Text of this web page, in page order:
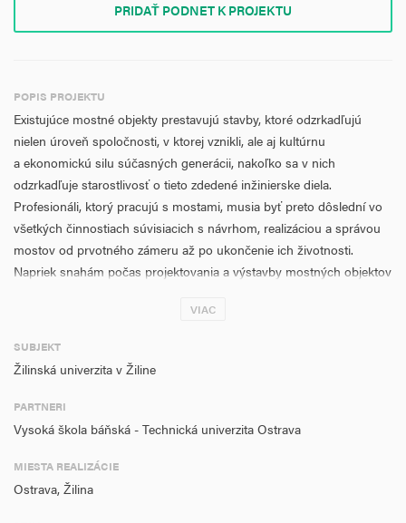
PRIDAŤ PODNET K PROJEKTU
POPIS PROJEKTU
Existujúce mostné objekty prestavujú stavby, ktoré odzrkadľujú
nielen úroveň spoločnosti, v ktorej vznikli, ale aj kultúrnu
a ekonomickú silu súčasných generácii, nakoľko sa v nich
odzrkadľuje starostlivosť o tieto zdedené inžinierske diela.
Profesionáli, ktorý pracujú s mostami, musia byť preto dôslední vo
všetkých činnostiach súvisiacich s návrhom, realizáciou a správou
mostov od prvotného zámeru až po ukončenie ich životnosti.
Napriek snahám počas projektovania a výstavby mostných objektov
poruchy. Spočiatku malé vady postupne prerastajú do porúch
dopravy. Hlavnými činiteľmi ovplyvňujúcimi stav mostov sú okrem
prirodzených zmien materiálu, jeho skrytých štrukturálnych chýb a
narastajúcich dopravných intenzít najmä degradačné procesy
prebiehajúce v konštrukčných prvkoch, ktoré sú spôsobené
v tomto ohľade reálna potreba, aby bolo tejto problematike
venované viac pozornosti, pretože okrem pohodlia a bezpečnosti
VIAC
SUBJEKT
Žilinská univerzita v Žiline
PARTNERI
Vysoká škola báňská - Technická univerzita Ostrava
MIESTA REALIZÁCIE
Ostrava, Žilina